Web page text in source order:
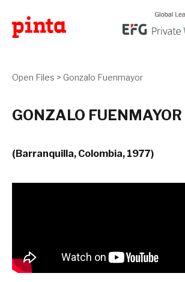
Open Files > Gonzalo Fuenmayor
GONZALO FUENMAYOR
(Barranquilla, Colombia, 1977)